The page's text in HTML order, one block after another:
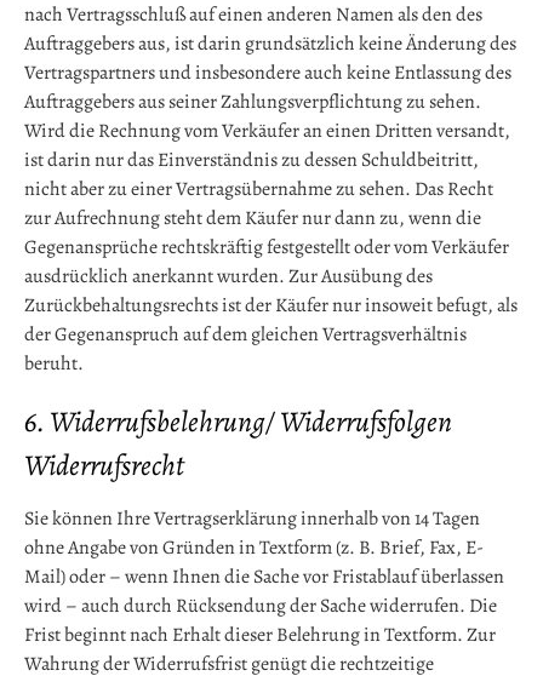
nach Vertragsschluß auf einen anderen Namen als den des
Auftraggebers aus, ist darin grundsätzlich keine Änderung des
Vertragspartners und insbesondere auch keine Entlassung des
Auftraggebers aus seiner Zahlungsverpflichtung zu sehen.
Wird die Rechnung vom Verkäufer an einen Dritten versandt,
ist darin nur das Einverständnis zu dessen Schuldbeitritt,
nicht aber zu einer Vertragsübernahme zu sehen. Das Recht
zur Aufrechnung steht dem Käufer nur dann zu, wenn die
Gegenansprüche rechtskräftig festgestellt oder vom Verkäufer
ausdrücklich anerkannt wurden. Zur Ausübung des
Zurückbehaltungsrechts ist der Käufer nur insoweit befugt, als
der Gegenanspruch auf dem gleichen Vertragsverhältnis
beruht.
6. Widerrufsbelehrung/ Widerrufsfolgen
Widerrufsrecht
Sie können Ihre Vertragserklärung innerhalb von 14 Tagen
ohne Angabe von Gründen in Textform (z. B. Brief, Fax, E-
Mail) oder – wenn Ihnen die Sache vor Fristablauf überlassen
wird – auch durch Rücksendung der Sache widerrufen. Die
Frist beginnt nach Erhalt dieser Belehrung in Textform. Zur
Wahrung der Widerrufsfrist genügt die rechtzeitige